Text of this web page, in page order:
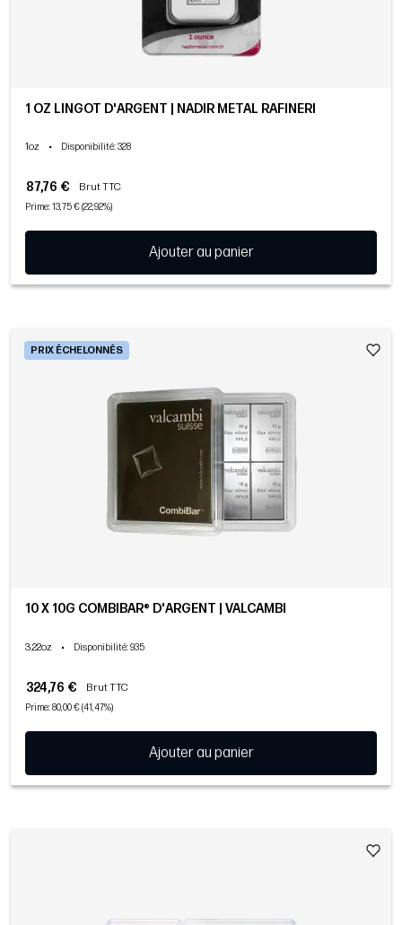
1 OZ LINGOT D'ARGENT | NADIR METAL RAFINERI
1oz • Disponibilité: 328
87,76 € Brut TTC
Prime: 13,75 € (22,92%)
Ajouter au panier
PRIX ÉCHELONNÉS
10 X 10G COMBIBAR® D'ARGENT | VALCAMBI
3.22oz • Disponibilité: 935
324,76 € Brut TTC
Prime: 80,00 € (41,47%)
Ajouter au panier